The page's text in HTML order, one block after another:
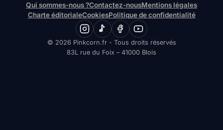
Qui sommes-nous ?Contactez-nousMentions légales
Charte éditorialeCookiesPolitique de confidentialité
© 2026 Pinkcorn.fr - Tous droits réservés
83L rue du Foix – 41000 Blois